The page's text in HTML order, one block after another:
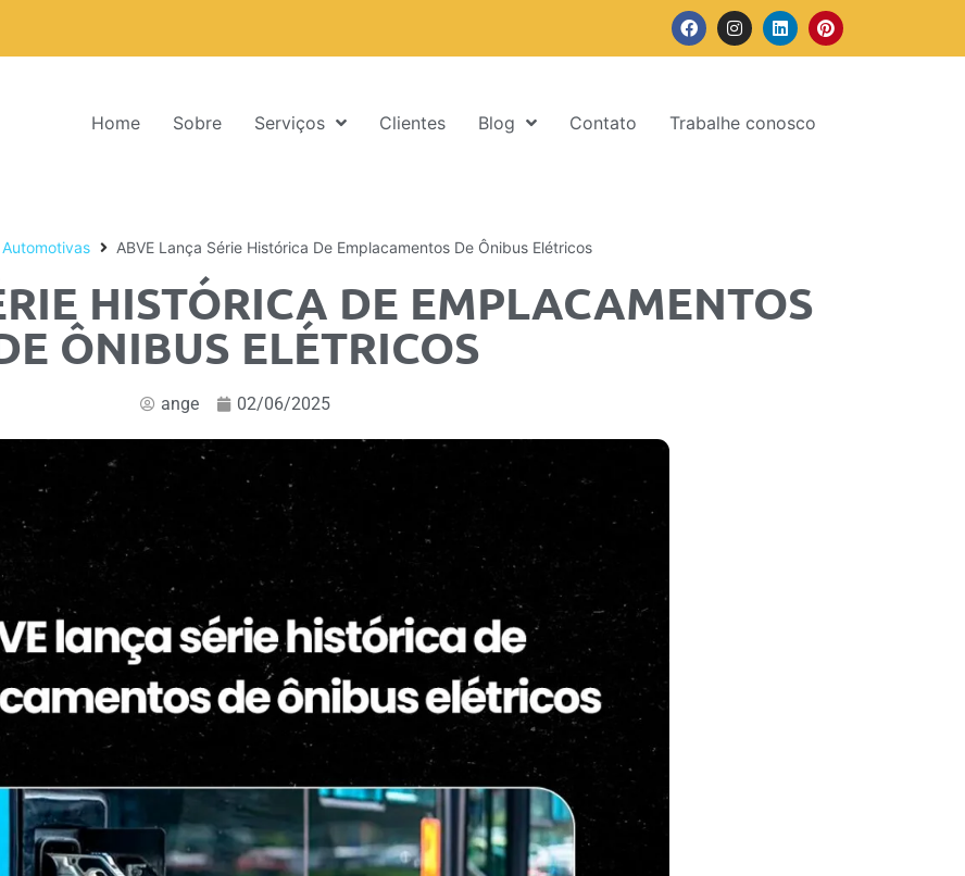
Home Sobre Serviços Clientes Blog Contato Trabalhe conosco
ABVE Lança Série Histórica De Emplacamentos De Ônibus Elétricos
HISTÓRICA DE EMPLACAMENTOS
ÔNIBUS ELÉTRICOS
ange 02/06/2025